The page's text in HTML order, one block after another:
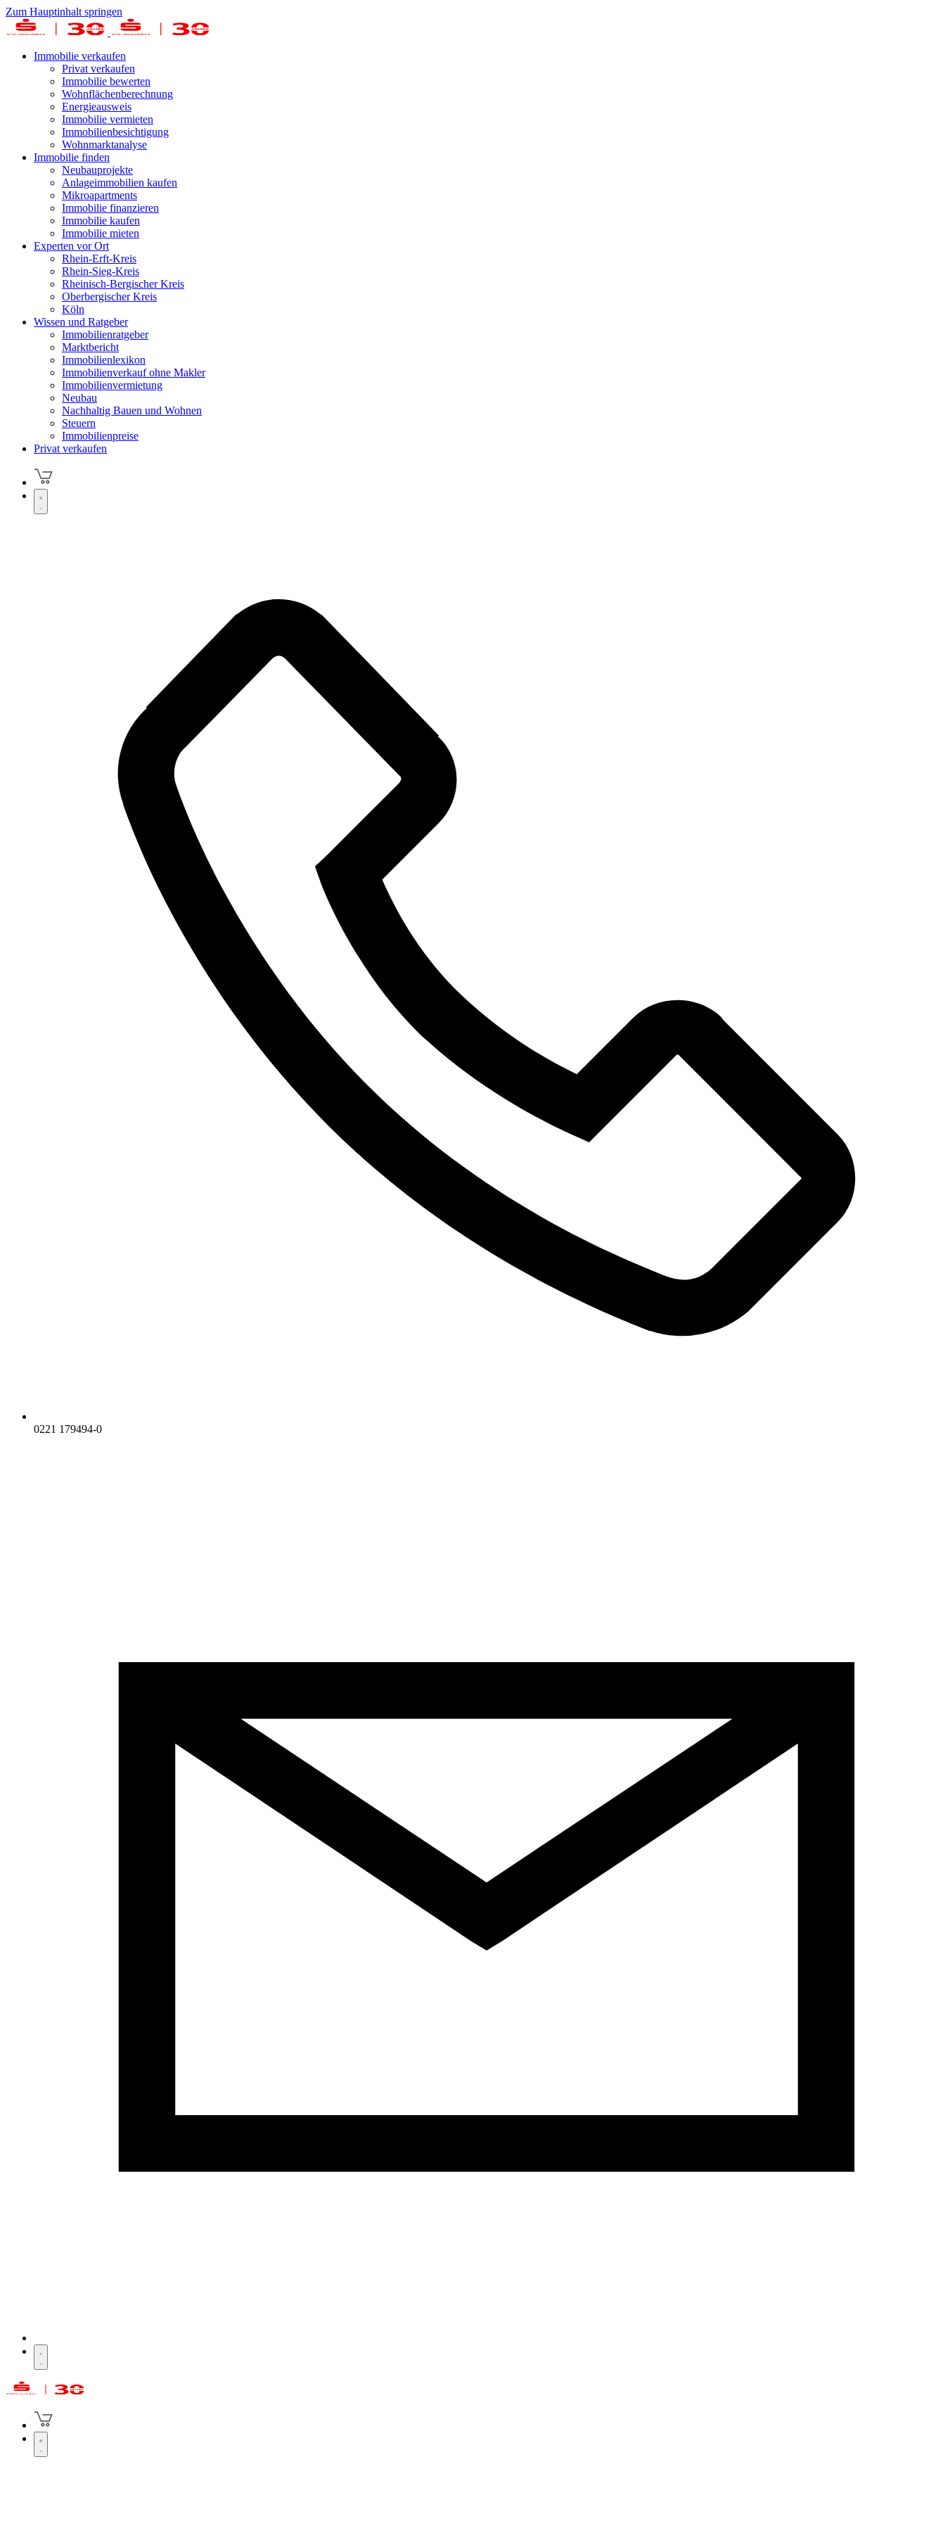
Zum Hauptinhalt springen
Immobilie verkaufen
Privat verkaufen
Immobilie bewerten
Wohnflächenberechnung
Energieausweis
Immobilie vermieten
Immobilienbesichtigung
Wohnmarktanalyse
Immobilie finden
Neubauprojekte
Anlageimmobilien kaufen
Mikroapartments
Immobilie finanzieren
Immobilie kaufen
Immobilie mieten
Experten vor Ort
Rhein-Erft-Kreis
Rhein-Sieg-Kreis
Rheinisch-Bergischer Kreis
Oberbergischer Kreis
Köln
Wissen und Ratgeber
Immobilienratgeber
Marktbericht
Immobilienlexikon
Immobilienverkauf ohne Makler
Immobilienvermietung
Neubau
Nachhaltig Bauen und Wohnen
Steuern
Immobilienpreise
Privat verkaufen
0221 179494-0